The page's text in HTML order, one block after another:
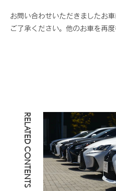
お問い合わせいただきましたお
ご了承ください。他のお車を再度
RELATED CONTENTS